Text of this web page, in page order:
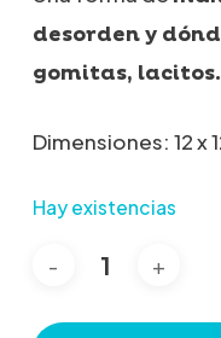
desorden y
gomitas,
Dimensiones: 12 x
Hay existencias